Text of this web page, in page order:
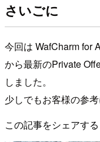
さいごに
今回は WafCharm for
から最新のPrivate
しました。
少しでもお客様の参
この記事をシェアする